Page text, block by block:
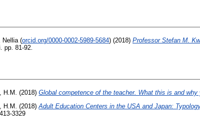
Nellia (orcid.org/0000-0002-5989-5684) (2018) Professor Stefan M.
pp. 81-92.
Н.М. (2018) Global competence of the teacher. What this is and why
Н.М. (2018)Adult Education Centers in the USA and Japan:
3329